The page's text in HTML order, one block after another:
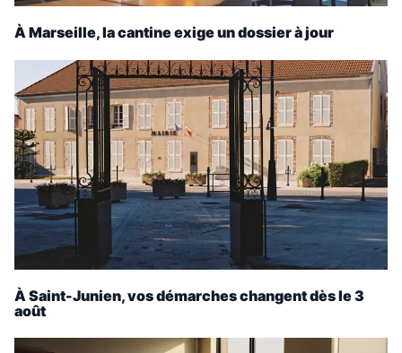
À Marseille, la cantine exige un dossier à jour
À Saint-Junien, vos démarches changent dès le 3
août